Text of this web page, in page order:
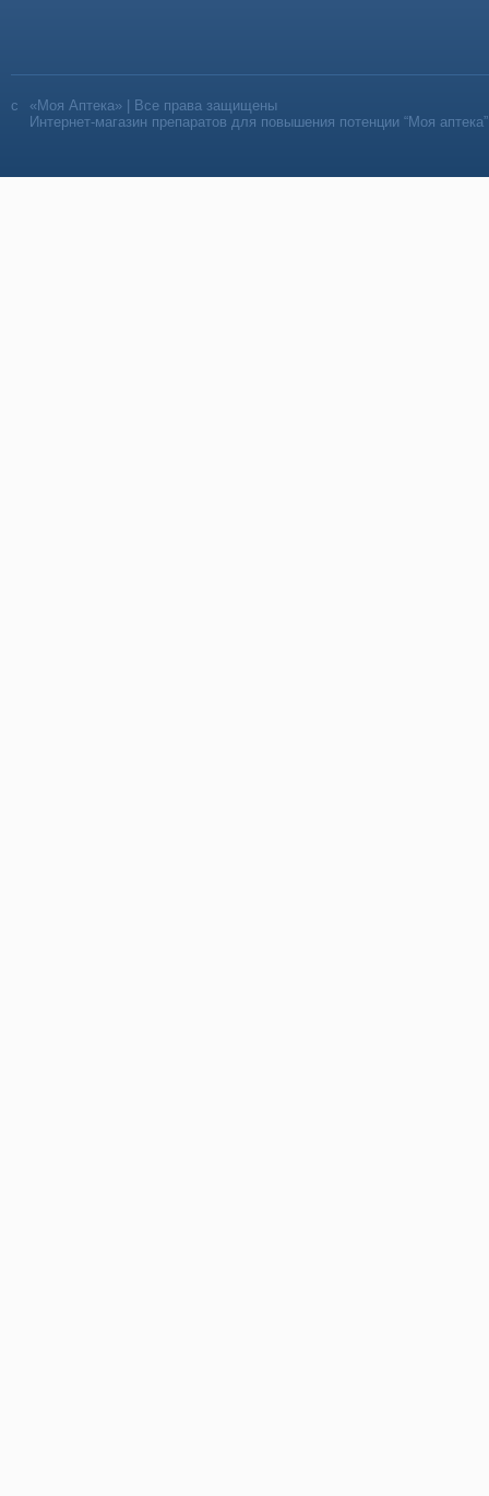
«Моя Аптека» | Все права защищены
Интернет-магазин препаратов для повышения потенции “Моя